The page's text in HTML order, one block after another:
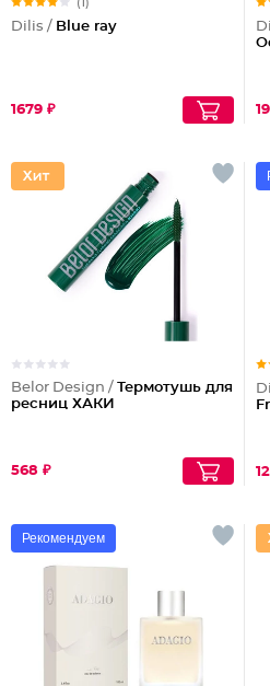
(1)
Dilis / Blue ray
1679 ₽
Belor Design / Термотушь для
ресниц ХАКИ
568 ₽
Рекомендуем